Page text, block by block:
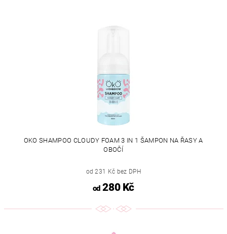
OKO SHAMPOO CLOUDY FOAM 3 IN 1 ŠAMPON NA ŘASY A
OBOČÍ
od 231 Kč bez DPH
od280 Kč